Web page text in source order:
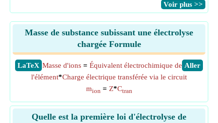
​Voir plus >>
Masse de substance subissant une électrolyse
chargée Formule
​LaTeX ​Aller
Masse d'ions= Équivalent électrochimique de
l'élément*Charge électrique transférée via le circuit
mion = Z*Ctran
Quelle est la première loi d'électrolyse de